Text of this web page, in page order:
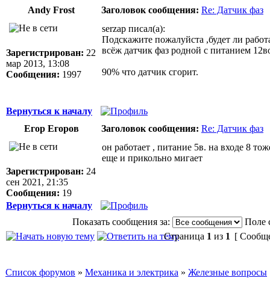
Andy Frost
Заголовок сообщения: Re: Датчик фаз
Зарегистрирован: 22
мар 2013, 13:08
Сообщения: 1997
serzap писал(а):
Подскажите пожалуйста ,будет ли
всёж датчик фаз родной с питанием
90% что датчик сгорит.
Вернуться к началу
Егор Егоров
Заголовок сообщения: Re: Датчик фаз
Зарегистрирован: 24
сен 2021, 21:35
Сообщения: 19
он работает , питание 5в. на входе 8
еще и прикольно мигает
Вернуться к началу
Показать сообщения за:
Поле
Страница 1 из 1 [
Список форумов » Механика и электрика » Железные вопросы